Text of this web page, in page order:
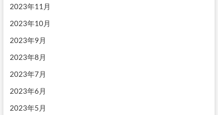
2023年11月
2023年10月
2023年9月
2023年8月
2023年7月
2023年6月
2023年5月